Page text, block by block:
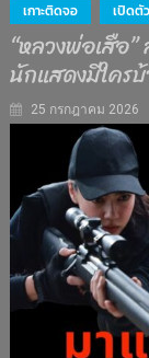
เกาะติดจอ
เปิดตั
“หลวงพ่อเสือ
นักแสดงมีใคร
25 กรกฎาคม 2026